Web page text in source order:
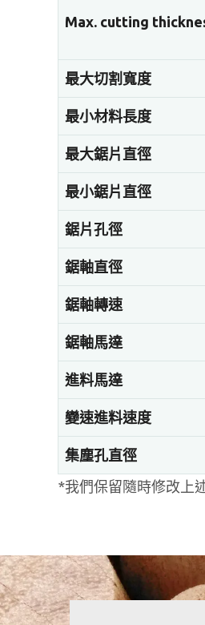
Max. cutting
最大切割寬度
最小材料長度
最大鋸片直徑
最小鋸片直徑
鋸片孔徑
鋸軸直徑
鋸軸轉速
鋸軸馬達
進料馬達
變速進料速度
集塵孔直徑
*我們保留隨時修改上